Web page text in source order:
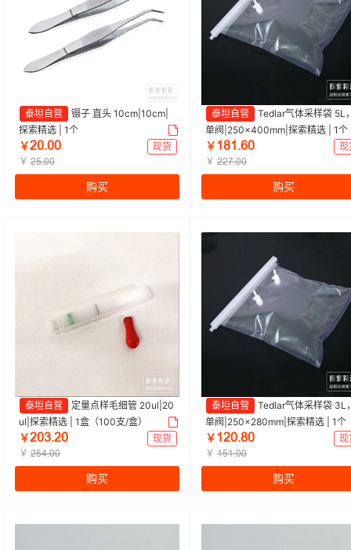
泰坦自营
镊子 直头 10cm|10cm|
探索精选 | 1个
￥ŒŖŽŖŖ
现货
￥ ŒŬŽŖŖ
购买
泰坦自营
Tedlar气体采样袋 5L
单阀|250×400mm|探索精选 | 1个
￥ ȩȀȩŽĕŖ
现
￥ ŒŒǊŽŖŖ
购买
泰坦自营
定量点样毛细管 20ul|20
ul|探索精选 | 1盒（100支/盒）
￥ŒŖĳŽŒŖ
现货
￥ ŒŬɉŽŖŖ
购买
泰坦自营
Tedlar气体采样袋 3L
单阀|250×280mm|探索精选 | 1个
￥ ȩŒŖŽȀŖ
现
￥ ȩŬȩŽŖŖ
购买